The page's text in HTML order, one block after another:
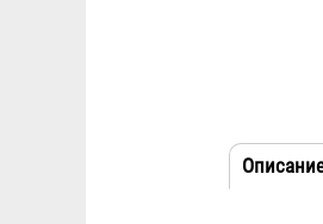
Табы